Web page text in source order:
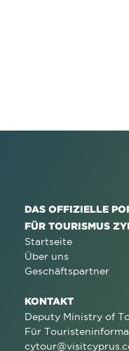
DAS OFFIZIELLE
FÜR TOURISMUS
Startseite
Über uns
Geschäftspartner
KONTAKT
Deputy Ministry of
Für